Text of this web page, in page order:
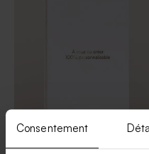
Consentement
Livret de messe avec
100% personnalisable